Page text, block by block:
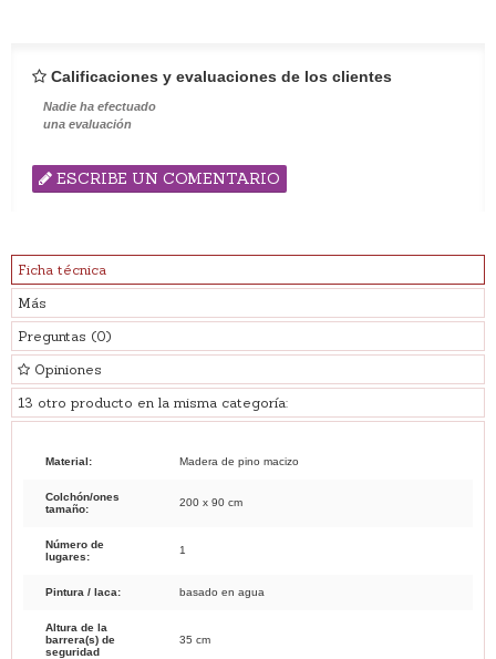
Calificaciones y evaluaciones de los clientes
Nadie ha efectuado
una evaluación
ESCRIBE UN COMENTARIO
Ficha técnica
Más
Preguntas (0)
Opiniones
13 otro producto en la misma categoría:
Material: Madera de pino macizo
Colchón/ones
tamaño:
200 x 90 cm
Número de
lugares:
1
Pintura / laca: basado en agua
Altura de la
barrera(s) de
seguridad
35 cm